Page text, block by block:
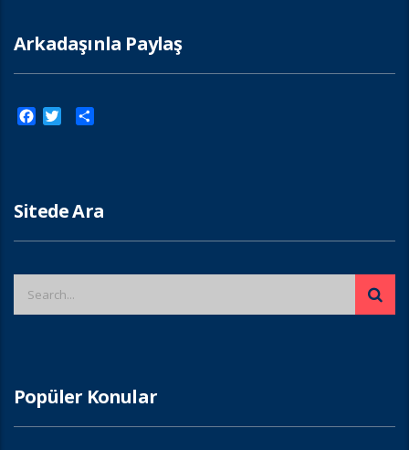
Arkadaşınla Paylaş
Facebook
Twitter
Sitede Ara
Popüler Konular